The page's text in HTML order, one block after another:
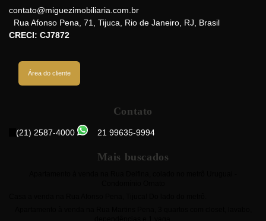
contato@miguezimobiliaria.com.br
Rua Afonso Pena 71 Tijuca Rio de Janeiro RJ
Brasil
CRECI: CJ7872
Área do cliente
Contato
(21) 2587-4000 21 99635-9994
Mais buscados